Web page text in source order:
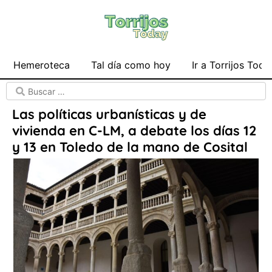
Hemeroteca Tal día como hoy Ir a Torrijos
Las políticas urbanísticas y de
vivienda en C-LM, a debate los días 12
y 13 en Toledo de la mano de Cosital